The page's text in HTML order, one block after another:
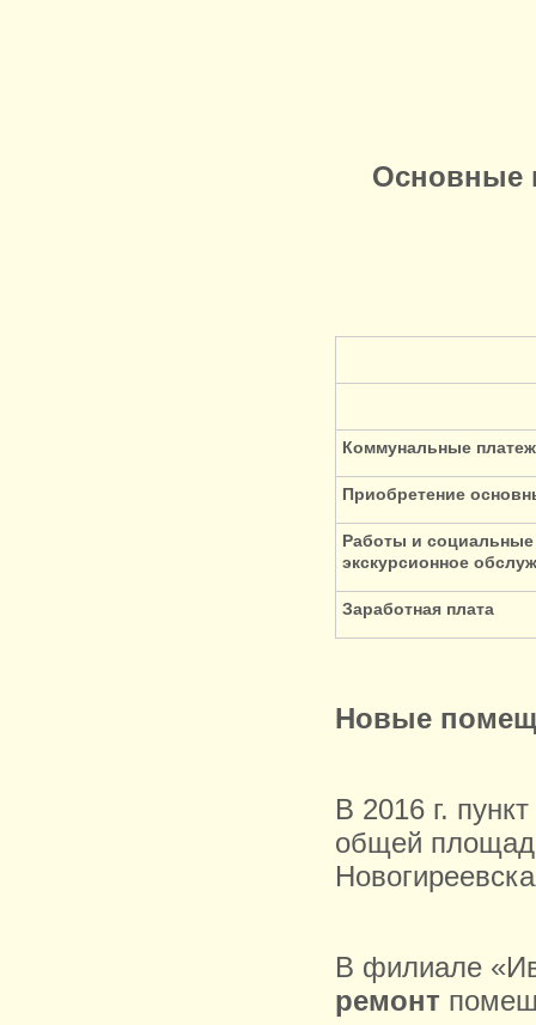
Основные
Коммунальные
Приобретение
Работы и социальные
экскурсионное
Заработная плата
Новые
В 2016 г.
общей
В филиале
ремонт